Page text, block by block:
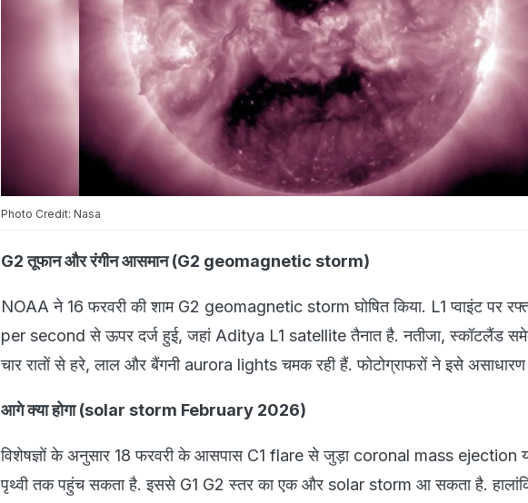
Photo Credit: Nasa
G2 तूफान और रंगीन आसमान (G2 geomagnetic storm)
NOAA ने 16 फरवरी की शाम G2 geomagnetic storm घोषित किया. L1 प्वाइंट पर
per second से ऊपर दर्ज हुई, जहां Aditya L1 satellite तैनात है. नतीजा, स्कॉटलैंड
चार रातों से हरे, लाल और बैंगनी aurora lights चमक रही हैं. फोटोग्राफरों ने इसे असाधारण
आगे क्या होगा (solar storm February 2026)
विशेषज्ञों के अनुसार 18 फरवरी के आसपास C1 flare से जुड़ा coronal mass ejection
पृथ्वी तक पहुंच सकता है. इससे G1 G2 स्तर का एक और solar storm आ सकता है.